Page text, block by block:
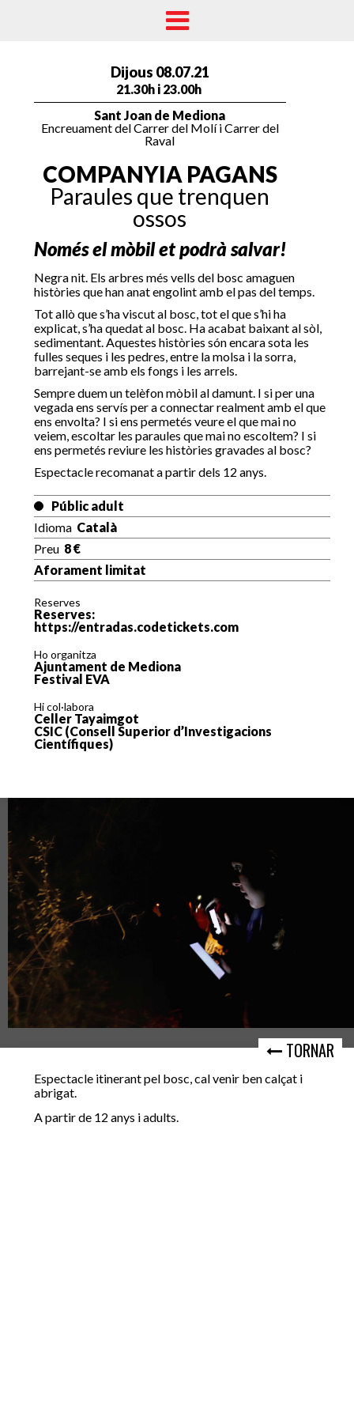
Dijous 08.07.21
21.30h i 23.00h
Sant Joan de Mediona
Encreuament del Carrer del Molí i Carrer del
Raval
COMPANYIA PAGANS
Paraules que trenquen
ossos
Només el mòbil et podrà salvar!
Negra nit. Els arbres més vells del bosc amaguen
històries que han anat engolint amb el pas del temps.
Tot allò que s’ha viscut al bosc, tot el que s’hi ha
explicat, s’ha quedat al bosc. Ha acabat baixant al sòl,
sedimentant. Aquestes històries són encara sota les
fulles seques i les pedres, entre la molsa i la sorra,
barrejant-se amb els fongs i les arrels.
Sempre duem un telèfon mòbil al damunt. I si per una
vegada ens servís per a connectar realment amb el que
ens envolta? I si ens permetés veure el que mai no
veiem, escoltar les paraules que mai no escoltem? I si
ens permetés reviure les històries gravades al bosc?
Espectacle recomanat a partir dels 12 anys.
Públic adult
Idioma Català
Preu 8 €
Aforament limitat
Reserves
Reserves:
https://entradas.codetickets.com
Ho organitza
Ajuntament de Mediona
Festival EVA
Hi col·labora
Celler Tayaimgot
CSIC (Consell Superior d’Investigacions
Científiques)
TORNAR
Espectacle itinerant pel bosc, cal venir ben calçat i
abrigat.
A partir de 12 anys i adults.